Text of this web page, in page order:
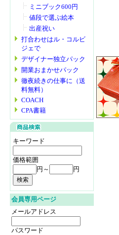
ミニブック600円
値段で選ぶ絵本
出産祝い
打合わせはル・コルビ
ジェで
デザイナー独立パック
開業おまかせパック
徹夜続きの仕事に（送
料無料）
COACH
CPA書籍
キーワード
価格範囲
円～
円
会員専用ページ
メールアドレス
パスワード